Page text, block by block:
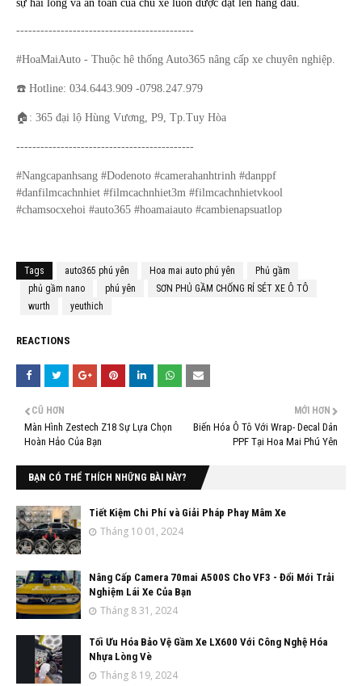
sự hài lòng và an toàn của chủ xe luôn được đặt lên hàng đầu.
--------------------------------------------
#HoaMaiAuto - Thuộc hê thống Auto365 nâng cấp xe chuyên nghiệp.
☎️ Hotline: 034.6443.909 -0798.247.979
🏠 : 365 đại lộ Hùng Vương, P9, Tp.Tuy Hòa
--------------------------------------------
#Nangcapanhsang #Dodenoto #camerahanhtrinh #danppf
#danfilmcachnhiet #filmcachnhiet3m #filmcachnhietvkool
#chamsocxehoi #auto365 #hoamaiauto #cambienapsuatlop
Tags auto365 phú yên Hoa mai auto phú yên
Phủ gầm
phủ gầm nano
phú yên
SƠN PHỦ GẦM CHỐNG RỈ SÉT XE Ô TÔ
wurth
yeuthich
REACTIONS
MỚI HƠN
Biến Hóa Ô Tô Với Wrap- Decal Dán
PPF Tại Hoa Mai Phú Yên
CŨ HƠN
Màn Hình Zestech Z18 Sự Lựa Chọn
Hoàn Hảo Của Bạn
BẠN CÓ THỂ THÍCH NHỮNG BÀI NÀY?
Tiết Kiệm Chi Phí và Giải Pháp Phay Mâm Xe
Tháng 10 01, 2024
Nâng Cấp Camera 70mai A500S Cho VF3 - Đổi Mới Trải
Nghiệm Lái Xe Của Bạn
Tháng 8 31, 2024
Tối Ưu Hóa Bảo Vệ Gầm Xe LX600 Với Công Nghệ Hóa
Nhựa Lòng Vè
Tháng 8 19, 2024